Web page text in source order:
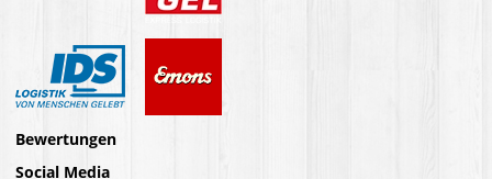
Bewertungen
Social Media